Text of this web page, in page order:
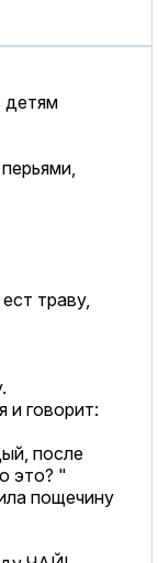
детям
траву,
и говорит:
после
это? "
пощечину